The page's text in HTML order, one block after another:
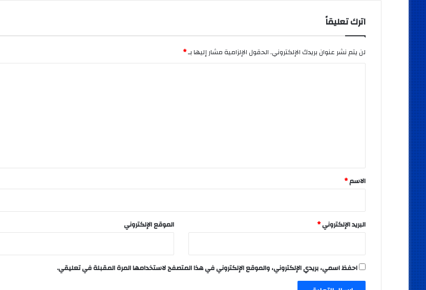
اترك تعليقاً
لن يتم نشر عنوان بريدك الإلكتروني.الحقول الإلزامية مشار إليها بـ*
*
الاسم*
البريد الإلكتروني* الموقع الإلكتروني
احفظ اسمي، بريدي الإلكتروني، والموقع الإلكتروني في هذا المتصفح لاستخدامها المرة المقبلة في تعليقي.